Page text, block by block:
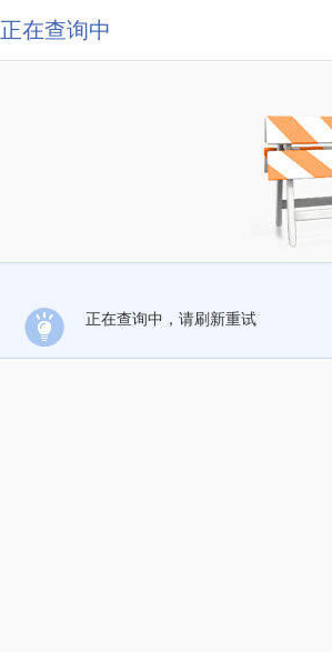
正在查询中
正在查询中，请刷新重试